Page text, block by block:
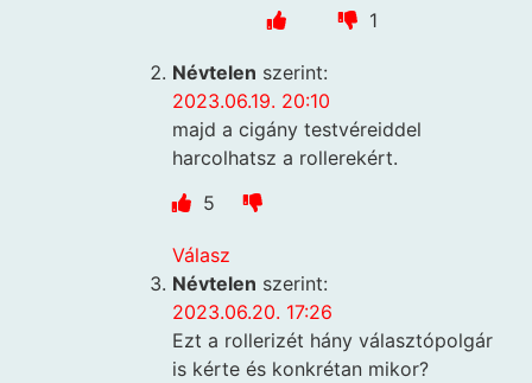
1
Névtelen szerint:
2023.06.19. 20:10
majd a cigány testvéreiddel
harcolhatsz a rollerekért.
5
Válasz
Névtelen szerint:
2023.06.20. 17:26
Ezt a rollerizét hány választópolgár
is kérte és konkrétan mikor?